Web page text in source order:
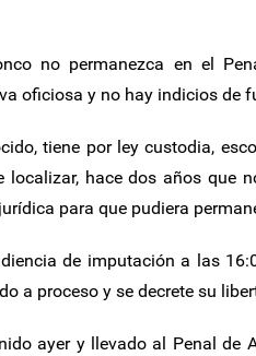
no permanezca en el
oficiosa y no hay indicios de
tiene por ley custodia,
localizar, hace dos años que
para que pudiera
de imputación a las
a proceso y se decrete su
ayer y llevado al Penal de